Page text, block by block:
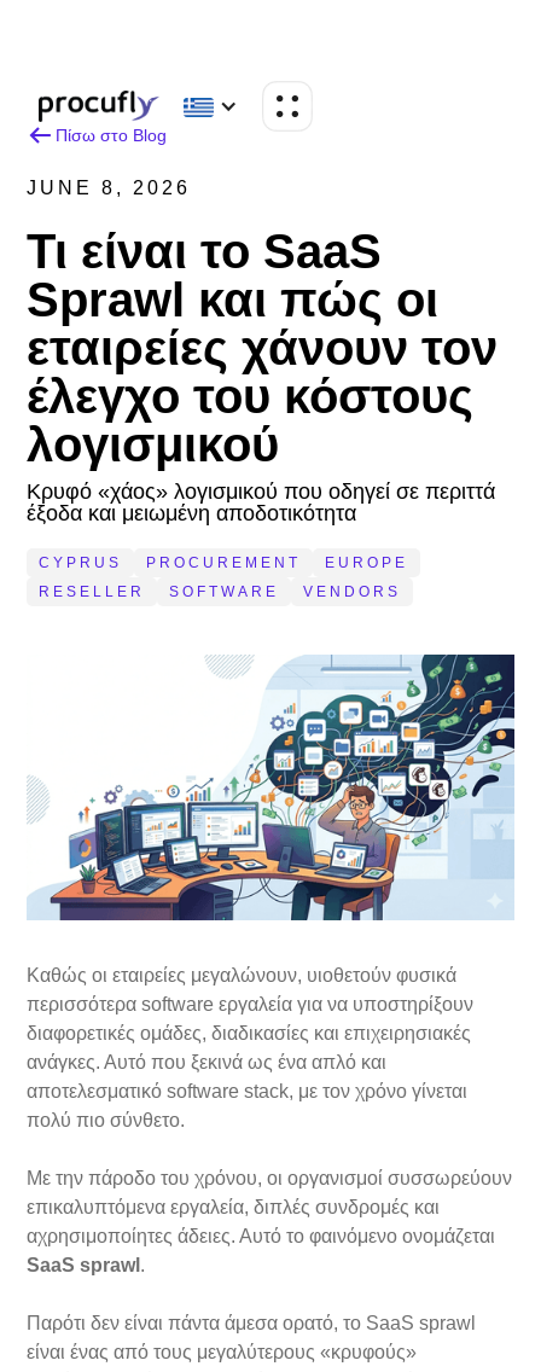
Πίσω στο Blog
JUNE 8, 2026
Τι είναι το SaaS
Sprawl και πώς οι
εταιρείες χάνουν τον
έλεγχο του κόστους
λογισμικού
Κρυφό «χάος» λογισμικού που οδηγεί σε περιττά
έξοδα και μειωμένη αποδοτικότητα
CYPRUS PROCUREMENT
EUROPE
RESELLER
SOFTWARE VENDORS
Καθώς οι εταιρείες μεγαλώνουν, υιοθετούν φυσικά
περισσότερα software εργαλεία για να υποστηρίξουν
διαφορετικές ομάδες, διαδικασίες και επιχειρησιακές
ανάγκες. Αυτό που ξεκινά ως ένα απλό και
αποτελεσματικό software stack, με τον χρόνο γίνεται
πολύ πιο σύνθετο.
Με την πάροδο του χρόνου, οι οργανισμοί συσσωρεύουν
επικαλυπτόμενα εργαλεία, διπλές συνδρομές και
αχρησιμοποίητες άδειες. Αυτό το φαινόμενο ονομάζεται
SaaS sprawl .
Παρότι δεν είναι πάντα άμεσα ορατό, το SaaS sprawl
είναι ένας από τους μεγαλύτερους «κρυφούς»